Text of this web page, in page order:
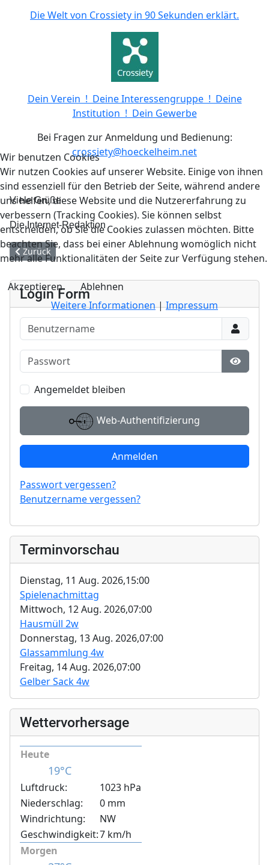
Die Welt von Crossiety in 90 Sekunden erklärt.
Dein Verein ! Deine Interessengruppe ! Deine
Institution ! Dein Gewerbe
Bei Fragen zur Anmeldung und Bedienung:
crossiety@hoeckelheim.net
Viele Grüße
Die Internet-Redaktion
Vorheriger Beitrag: Herzlich Willkommen...
Zurück
Login Form
Benutzername
Passwort
Angemeldet bleiben
Web-Authentifizierung
Anmelden
Passwort vergessen?
Benutzername vergessen?
Terminvorschau
Dienstag, 11 Aug. 2026,15:00
Spielenachmittag
Mittwoch, 12 Aug. 2026,07:00
Hausmüll 2w
Donnerstag, 13 Aug. 2026,07:00
Glassammlung 4w
Freitag, 14 Aug. 2026,07:00
Gelber Sack 4w
Wettervorhersage
Heute
19°C
Luftdruck:
1023 hPa
Niederschlag:
0 mm
Windrichtung:
NW
Geschwindigkeit:7 km/h
Morgen
Wir benutzen Cookies
Wir nutzen Cookies auf unserer Website. Einige von ihnen
sind essenziell für den Betrieb der Seite, während andere
uns helfen, diese Website und die Nutzererfahrung zu
verbessern (Tracking Cookies). Sie können selbst
entscheiden, ob Sie die Cookies zulassen möchten. Bitte
beachten Sie, dass bei einer Ablehnung womöglich nicht
mehr alle Funktionalitäten der Seite zur Verfügung stehen.
Akzeptieren
Ablehnen
Weitere Informationen|Impressum